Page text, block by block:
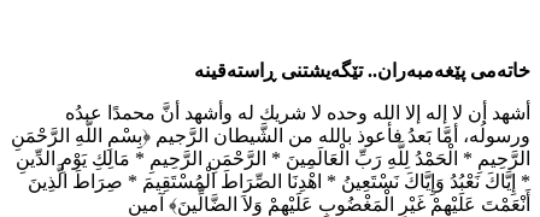
خاتەمی پێغەمبەران.. تێگەيشتنی ڕاستەقینە
أشهد أن لا إله إلا الله وحدە لا شريك له وأشهد أنَّ محمدًا عبدُە
ورسولُه، أمَّا بَعدُ فأعوذ بالله من الشَّيطان الرَّجيم ﴿بِسْمِ اللَّهِ الرَّحْمَنِ
الرَّحِيمِ * الْحَمْدُ لِلَّهِ رَبِّ الْعَالَمِينَ * الرَّحْمَنِ الرَّحِيمِ * مَالِكِ يَوْمِ الدِّينِ
* إِيَّاكَ نَعْبُدُ وَإِيَّاكَ نَسْتَعِينُ * اهْدِنَا الصِّرَاطَ الْمُسْتَقِيمَ * صِرَاطَ الَّذِينَ
أَنْعَمْتَ عَلَيْهِمْ غَيْرِ الْمَغْضُوبِ عَلَيْهِمْ وَلاَ الضَّالِّينَ﴾ آمين